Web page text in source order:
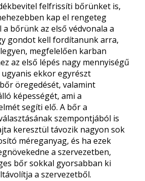
felfrissíti bőrünket is,
kap el rengeteg
bőrünk az első védvonala a
gondot kell fordítanunk arra,
megfelelően karban
az első lépés nagy mennyiségű
ekkor egyrészt
öregedését, valamint
képességét, ami a
segíti elő. A bőr a
szempontjából is
keresztül távozik nagyon sok
méreganyag, és ha ezek
a szervezetben,
bőr sokkal gyorsabban ki
a szervezetből.